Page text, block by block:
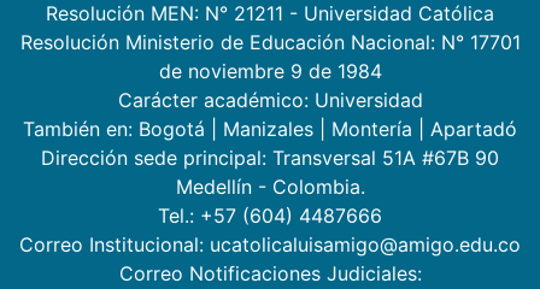
Resolución MEN: N° 21211 - Universidad Católica
Resolución Ministerio de Educación Nacional: N° 17701
de noviembre 9 de 1984
Carácter académico: Universidad
También en: Bogotá Manizales Montería
Apartadó
Dirección sede principal: Transversal 51A #67B 90
Medellín - Colombia.
Tel.: +57 (604) 4487666
Correo Institucional: ucatolicaluisamigo@amigo.edu.co
Correo Notificaciones Judiciales: